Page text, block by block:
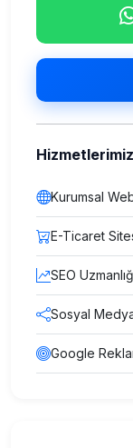
Hizmetlerimiz
Kurumsal
E-Ticaret
SEO
Sosyal
Google